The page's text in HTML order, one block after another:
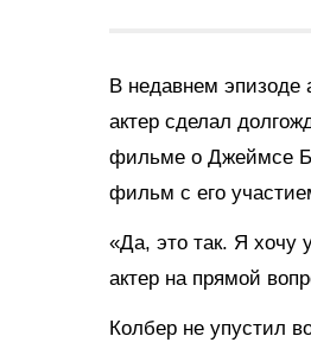
В недавнем эпизоде
актер сделал
фильме о Джеймсе
фильм с его
«Да, это так. Я хочу
актер на прямой
Колбер не упустил